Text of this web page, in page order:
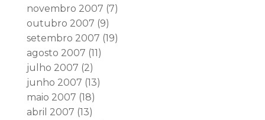
novembro 2007 (7)
outubro 2007 (9)
setembro 2007 (19)
agosto 2007 (11)
julho 2007 (2)
junho 2007 (13)
maio 2007 (18)
abril 2007 (13)